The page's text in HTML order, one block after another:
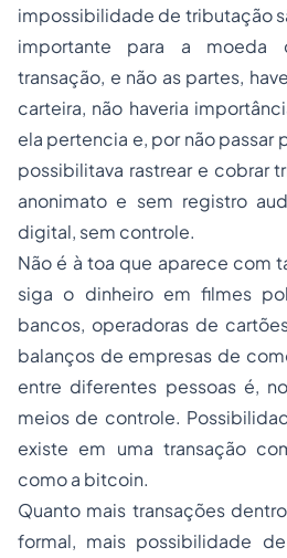
impossibilidade de tributação
importante para a moeda
transação, e não as partes,
carteira, não haveria
ela pertencia e, por não passar
possibilitava rastrear e cobrar
anonimato e sem registro
digital, sem controle.
Não é à toa que aparece com
siga o dinheiro em filmes
bancos, operadoras de
balanços de empresas de
entre diferentes pessoas é,
meios de controle.
existe em uma transação
como a bitcoin.
Quanto mais transações
formal, mais possibilidade